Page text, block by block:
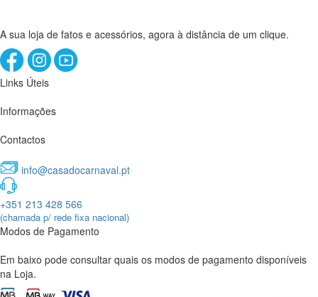
A sua loja de fatos e acessórios, agora à distância de um clique.
Links Úteis
Informações
Contactos
info@casadocarnaval.pt
+351 213 428 566
(chamada p/ rede fixa nacional)
Modos de Pagamento
Em baixo pode consultar quais os modos de pagamento disponíveis
na Loja.